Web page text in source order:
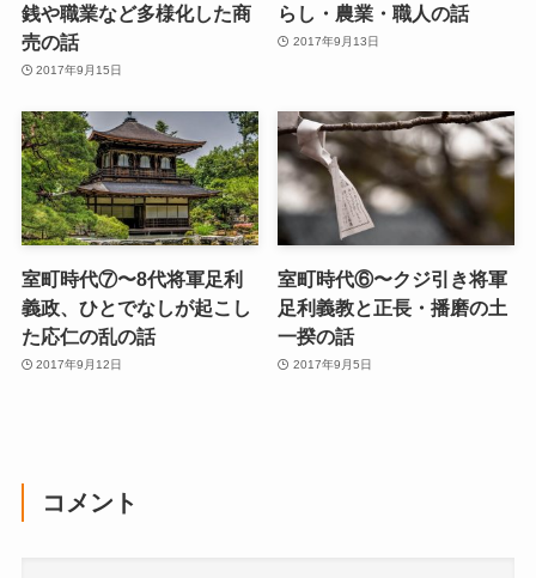
銭や職業など多様化した商
売の話
2017年9月15日
らし・農業・職人の話
2017年9月13日
室町時代⑦〜8代将軍足利
義政、ひとでなしが起こし
た応仁の乱の話
2017年9月12日
室町時代⑥〜クジ引き将軍
足利義教と正長・播磨の土
一揆の話
2017年9月5日
コメント